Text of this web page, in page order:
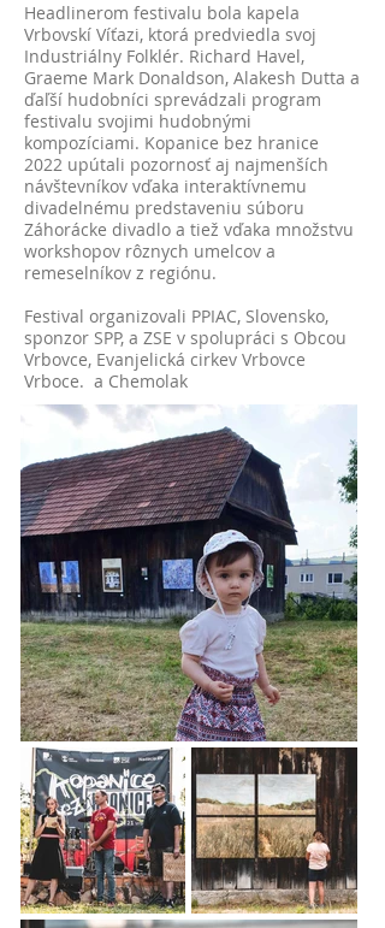
Headlinerom festivalu bola kapela
Vrbovskí Víťazi, ktorá predviedla svoj
Industriálny Folklér. Richard Havel,
Graeme Mark Donaldson, Alakesh Dutta a
ďaľší hudobníci sprevádzali program
festivalu svojimi hudobnými
kompozíciami. Kopanice bez hranice
2022 upútali pozornosť aj najmenších
návštevníkov vďaka interaktívnemu
divadelnému predstaveniu súboru
Záhorácke divadlo a tiež vďaka množstvu
workshopov rôznych umelcov a
remeselníkov z regiónu.
Festival organizovali PPIAC, Slovensko,
sponzor SPP, a ZSE v spolupráci s Obcou
Vrbovce, Evanjelická cirkev Vrbovce
Vrboce. a Chemolak